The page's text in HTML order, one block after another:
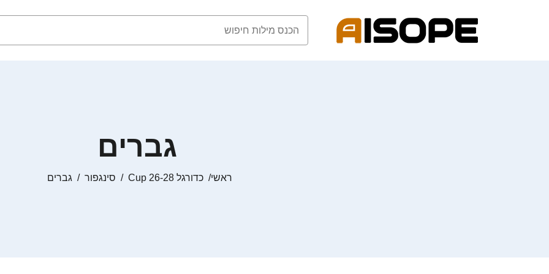
גברים
ראשי כדורגל Cup 26-28 סינגפור גברים